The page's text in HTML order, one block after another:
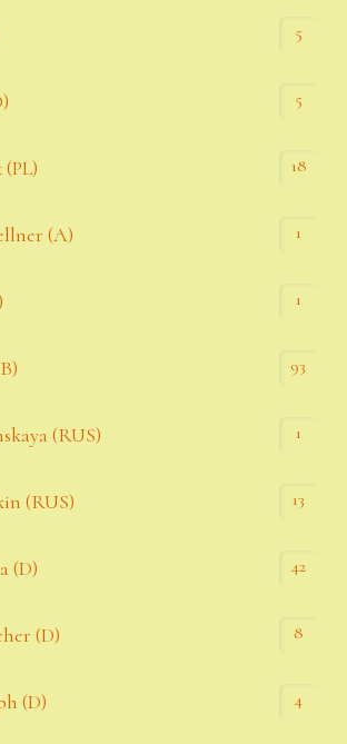
5
5
18
(A) 1
1
93
(RUS) 1
(RUS) 13
(D) 42
(D) 8
(D) 4